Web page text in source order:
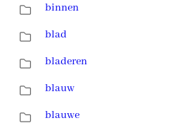
binnen
blad
bladeren
blauw
blauwe